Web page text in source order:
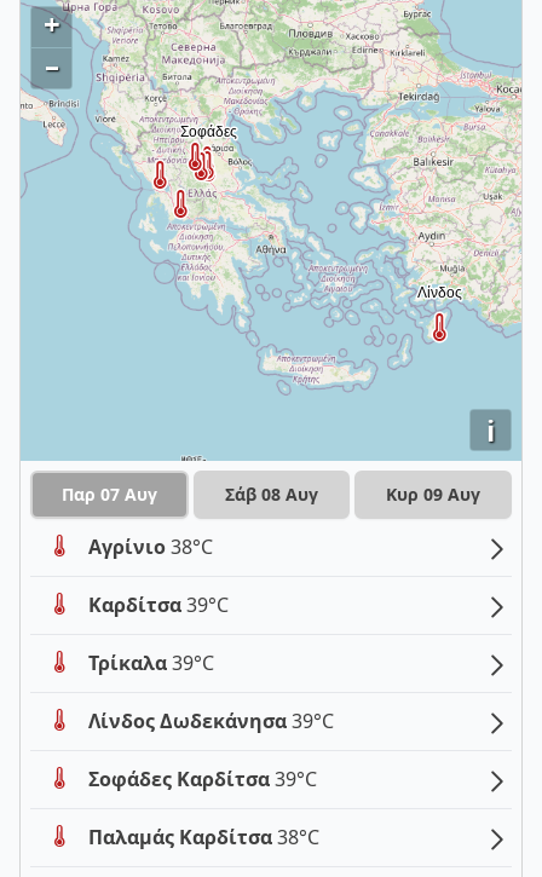
i
+
–
Παρ 07 Αυγ Σάβ 08 Αυγ Κυρ 09 Αυγ
Αγρίνιο38°C
Καρδίτσα39°C
Τρίκαλα39°C
Λίνδος Δωδεκάνησα39°C
Σοφάδες Καρδίτσα39°C
Παλαμάς Καρδίτσα38°C